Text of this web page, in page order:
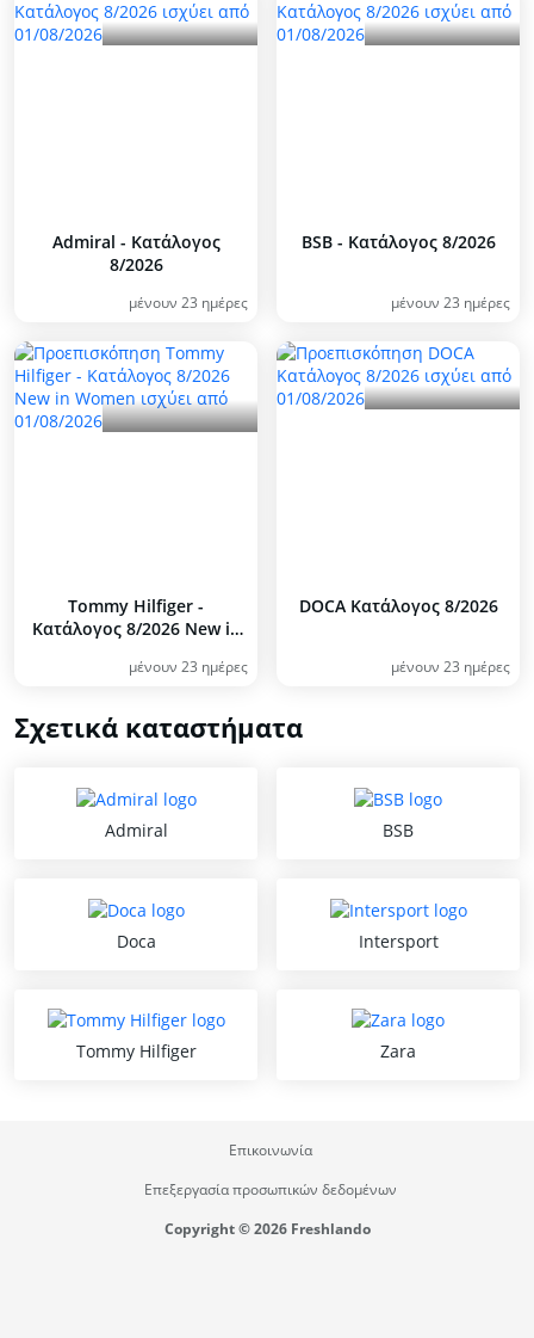
Admiral - Kατάλογος
8/2026
μένουν 23 ημέρες
BSB - Kατάλογος 8/2026
μένουν 23 ημέρες
Tommy Hilfiger -
Kατάλογος 8/2026 New in
μένουν 23 ημέρες
DOCA Kατάλογος 8/2026
μένουν 23 ημέρες
Σχετικά καταστήματα
Admiral BSB
Doca Intersport
Tommy Hilfiger Zara
Επικοινωνία
Επεξεργασία προσωπικών δεδομένων
Copyright © 2026 Freshlando